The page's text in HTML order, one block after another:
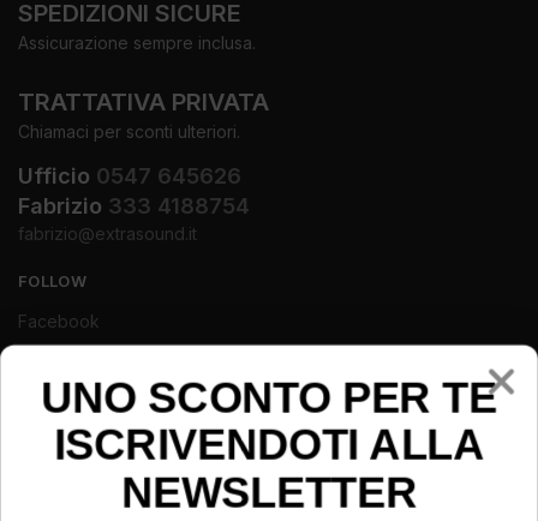
SPEDIZIONI SICURE
Assicurazione sempre inclusa.
TRATTATIVA PRIVATA
Chiamaci per sconti ulteriori.
Ufficio 0547 645626
Fabrizio 333 4188754
fabrizio@extrasound.it
FOLLOW
Facebook
Instagram
Youtube
UNO SCONTO PER TE
ISCRIVENDOTI ALLA
NEWSLETTER